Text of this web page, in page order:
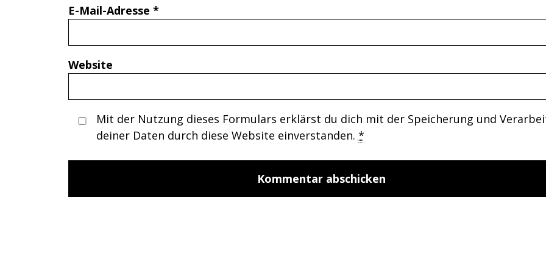
E-Mail-Adresse *
Website
Mit der Nutzung dieses Formulars erklärst du dich mit der Speicherung und
deiner Daten durch diese Website einverstanden. *